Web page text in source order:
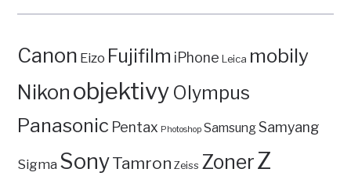
Canon Eizo Fujifilm iPhone Leica mobily
Nikon objektivy Olympus
Panasonic Pentax Photoshop SamsungSamyang
Sigma SonyTamron Zeiss ZonerZ